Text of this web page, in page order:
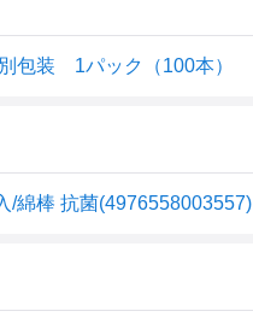
包装 1パック（100本）
/綿棒 抗菌(4976558003557)